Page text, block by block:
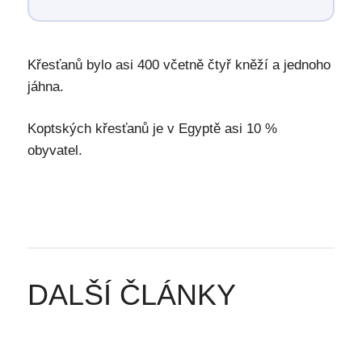
Křesťanů bylo asi 400 včetně čtyř kněží a jednoho
jáhna.
Koptských křesťanů je v Egyptě asi 10 %
obyvatel.
DALŠÍ ČLÁNKY